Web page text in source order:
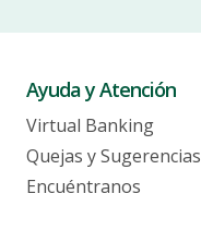
Ayuda y Atención
Virtual Banking
Quejas y Sugerencias
Encuéntranos